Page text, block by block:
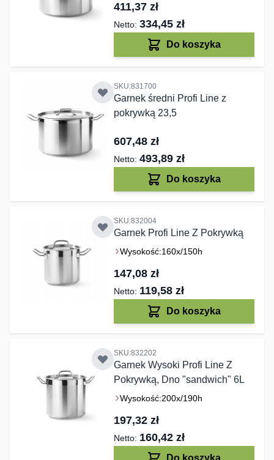
411,37 zł
334,45 zł
Do koszyka
SKU:831700
Garnek średni Profi Line z
pokrywką 23,5
607,48 zł
493,89 zł
Do koszyka
SKU:832004
Garnek Profi Line Z Pokrywką
Wysokość:160x/150h
147,08 zł
119,58 zł
Do koszyka
SKU:832202
Garnek Wysoki Profi Line Z
Pokrywką, Dno "sandwich" 6L
Wysokość:200x/190h
197,32 zł
160,42 zł